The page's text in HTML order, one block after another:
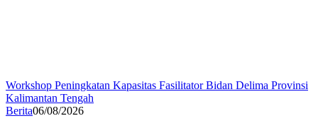
Workshop Peningkatan Kapasitas Fasilitator Bidan Delima Provinsi
Kalimantan Tengah
Berita06/08/2026